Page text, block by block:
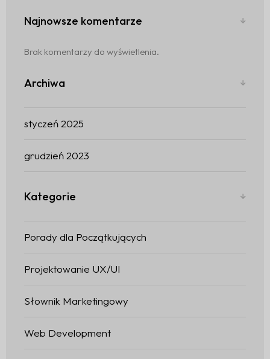
DORADZTWO MARKETINGOWE I OPRACOWANIE
PROJEKTOWANIE I ROZWÓJ STRON INTERNETOWYCH
Najnowsze komentarze
Brak komentarzy do wyświetlenia.
Archiwa
styczeń 2025
grudzień 2023
Kategorie
Porady dla Początkujących
Projektowanie UX/UI
Słownik Marketingowy
Web Development